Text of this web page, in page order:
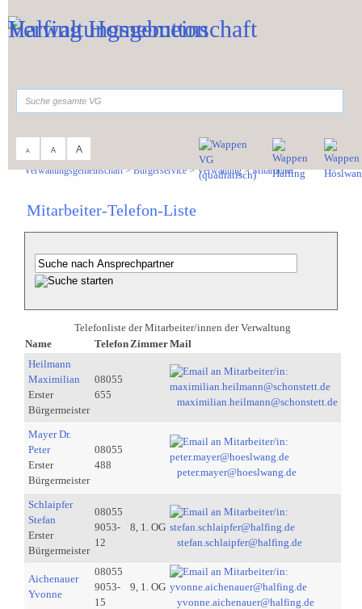
A A A
Verwaltungsgemeinschaft>Bürgerservice>Verwaltung>Mitarbeiter
Mitarbeiter-Telefon-Liste
Telefonliste der Mitarbeiter/innen der Verwaltung
Name
Telefon ZimmerMail
Heilmann
Maximilian
Erster
Bürgermeister
08055
655
maximilian.heilmann@schonstett.de
Mayer Dr.
Peter
Erster
Bürgermeister
08055
488
peter.mayer@hoeslwang.de
Schlaipfer
Stefan
Erster
Bürgermeister
08055
9053-
12
8, 1. OG
stefan.schlaipfer@halfing.de
Aichenauer
Yvonne
08055
9053-
15
9, 1. OG
yvonne.aichenauer@halfing.de